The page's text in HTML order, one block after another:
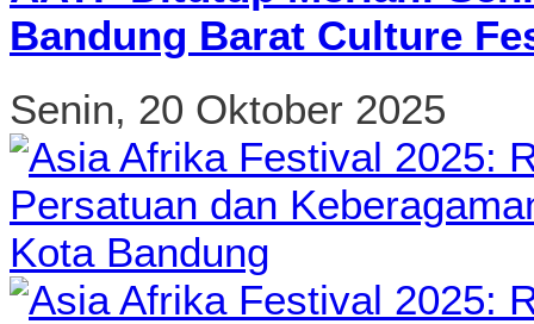
Bandung Barat Culture
Senin, 20 Oktober 2025